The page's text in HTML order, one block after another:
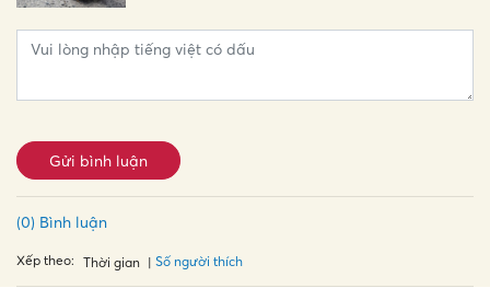
Gửi bình luận
(0) Bình luận
Xếp theo: Thời gian Số người thích